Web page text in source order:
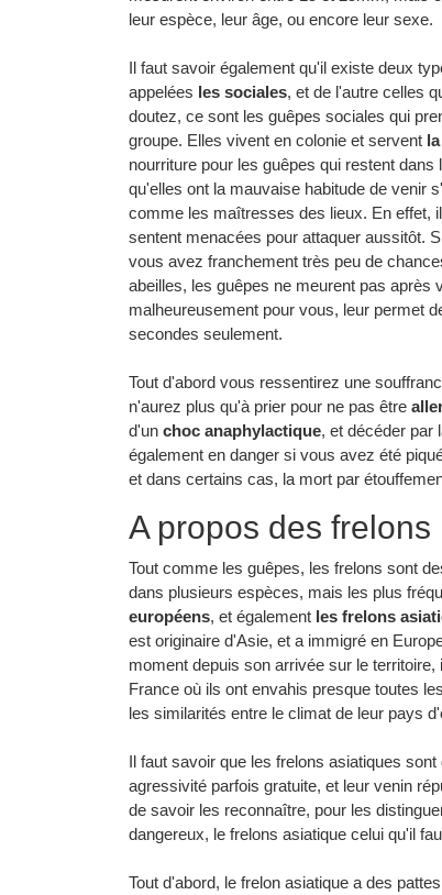
leur espèce, leur âge, ou encore leur sexe.
Il faut savoir également qu'il existe deux
appelées les sociales, et de l'autre celles
doutez, ce sont les guêpes sociales qui
groupe. Elles vivent en colonie et servent
nourriture pour les guêpes qui restent
qu'elles ont la mauvaise habitude de venir
comme les maîtresses des lieux. En effet,
sentent menacées pour attaquer aussitôt.
vous avez franchement très peu de
abeilles, les guêpes ne meurent pas après
malheureusement pour vous, leur permet
secondes seulement.
Tout d'abord vous ressentirez une
n'aurez plus qu'à prier pour ne pas être
d'un choc anaphylactique, et décéder par
également en danger si vous avez été
et dans certains cas, la mort par
A propos des frelons
Tout comme les guêpes, les frelons sont
dans plusieurs espèces, mais les plus
européens, et également les frelons
est originaire d'Asie, et a immigré en
moment depuis son arrivée sur le
France où ils ont envahis presque toutes
les similarités entre le climat de leur pays
Il faut savoir que les frelons asiatiques
agressivité parfois gratuite, et leur venin
de savoir les reconnaître, pour les
dangereux, le frelons asiatique celui qu'il
Tout d'abord, le frelon asiatique a des